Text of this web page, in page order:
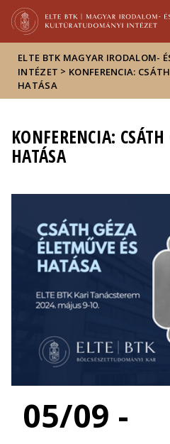
ELTE
ELTE BTK MAGYAR IRODALOM-
INTÉZET > KONFERENCIA:
HATÁSA
KONFERENCIA:
HATÁSA
05/09 -